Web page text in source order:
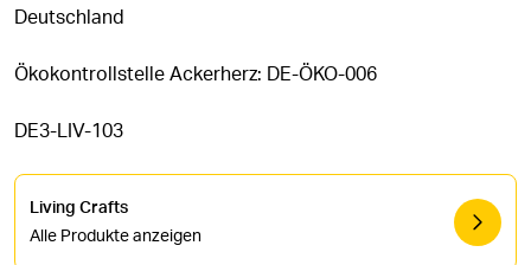
Deutschland
Ökokontrollstelle Ackerherz: DE-ÖKO-006
DE3-LIV-103
Living Crafts
Alle Produkte anzeigen